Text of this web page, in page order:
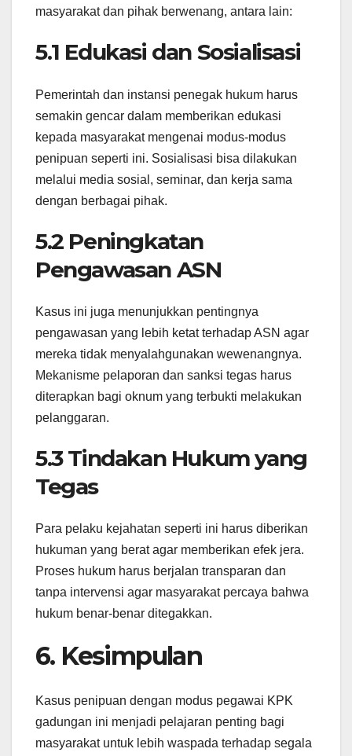
masyarakat dan pihak berwenang, antara lain:
5.1 Edukasi dan Sosialisasi
Pemerintah dan instansi penegak hukum harus
semakin gencar dalam memberikan edukasi
kepada masyarakat mengenai modus-modus
penipuan seperti ini. Sosialisasi bisa dilakukan
melalui media sosial, seminar, dan kerja sama
dengan berbagai pihak.
5.2 Peningkatan
Pengawasan ASN
Kasus ini juga menunjukkan pentingnya
pengawasan yang lebih ketat terhadap ASN agar
mereka tidak menyalahgunakan wewenangnya.
Mekanisme pelaporan dan sanksi tegas harus
diterapkan bagi oknum yang terbukti melakukan
pelanggaran.
5.3 Tindakan Hukum yang
Tegas
Para pelaku kejahatan seperti ini harus diberikan
hukuman yang berat agar memberikan efek jera.
Proses hukum harus berjalan transparan dan
tanpa intervensi agar masyarakat percaya bahwa
hukum benar-benar ditegakkan.
6. Kesimpulan
Kasus penipuan dengan modus pegawai KPK
gadungan ini menjadi pelajaran penting bagi
masyarakat untuk lebih waspada terhadap segala